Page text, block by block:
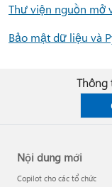
Thư viện nguồn mở
Bảo mật dữ liệu và
Thông
Nội dung mới
Copilot cho các tổ chức